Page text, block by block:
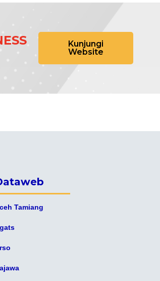
Kunjungi
Website
Tamiang